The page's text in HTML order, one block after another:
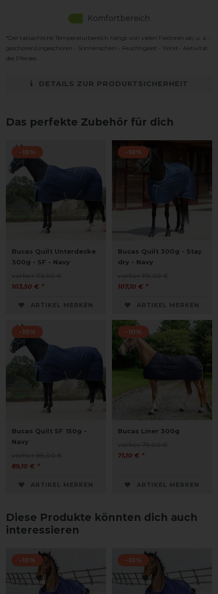
Komfortbereich
*Der tatsächliche Temperaturbereich hängt von vielen Faktoren ab, u. a. -
geschoren/ungeschoren - Sonnenschein - Feuchtigkeit - Wind - Aktivität
des Pferdes
DETAILS ZUR PRODUKTSICHERHEIT
Das perfekte Zubehör für dich
-10%
Bucas Quilt Unterdecke
300g - SF - Navy
vorher 115,00 €
103,50 € *
ARTIKEL MERKEN
-10%
Bucas Quilt 300g - Stay
dry - Navy
vorher 119,00 €
107,10 € *
ARTIKEL MERKEN
-10%
Bucas Quilt SF 150g -
Navy
vorher 99,00 €
89,10 € *
ARTIKEL MERKEN
-10%
Bucas Liner 300g
vorher 79,00 €
71,10 € *
ARTIKEL MERKEN
Diese Produkte könnten dich auch
interessieren
-10% -10%